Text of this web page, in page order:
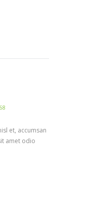
et, accumsan
amet odio